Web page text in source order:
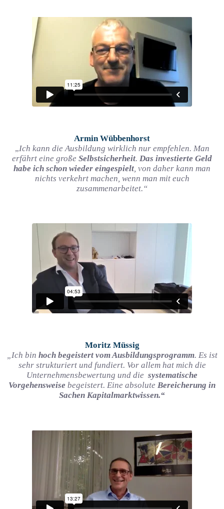
Armin Wübbenhorst
„Ich kann die Ausbildung wirklich nur empfehlen. Man
erfährt eine große Selbstsicherheit. Das investierte Geld
habe ich schon wieder eingespielt, von daher kann man
nichts verkehrt machen, wenn man mit euch
zusammenarbeitet.“
Moritz Müssig
„Ich bin hoch begeistert vom Ausbildungsprogramm. Es ist
sehr strukturiert und fundiert. Vor allem hat mich die
Unternehmensbewertung und die systematische
Vorgehensweise begeistert. Eine absolute Bereicherung in
Sachen Kapitalmarktwissen.“